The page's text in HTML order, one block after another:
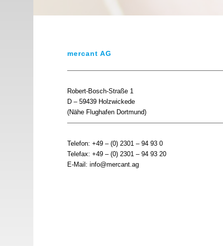
mercant AG
Robert-Bosch-Straße 1
D – 59439 Holzwickede
(Nähe Flughafen Dortmund)
Telefon: +49 – (0) 2301 – 94 93 0
Telefax: +49 – (0) 2301 – 94 93 20
E-Mail: info@mercant.ag